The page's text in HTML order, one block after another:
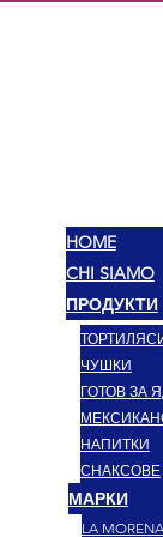
HOME
CHI SIAMO
ПРОДУКТИ
ЧУШКИ
ГОТОВ ЗА
НАПИТКИ
СНАКСОВЕ
МАРКИ
LA MORENA